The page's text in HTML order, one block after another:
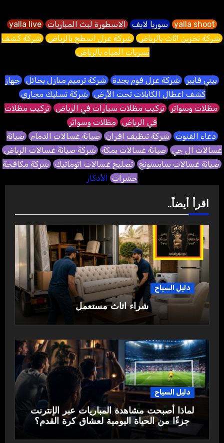
yalla shoot سوريا لايف الاسطورة لبث المباريات yalla live
شركة تخزين اثاث بالرياض شركة عزل اسطح بالرياض شركة كشف
تسربات المياه بالرياض
بيتي فايبر شركة عزل فوم بجدة شركة ترميم منازل بحائل جهاز
كشف اعطال الكابلات تحت الأرض شركة تسليك مجاري
مظلات وسواتر تركيب مظلات سيارات في الرياض تركيب مظلات
في الرياض مظلات وسواتر
دعاء القنوت شركة تنظيف افران صيانة غسالات الدمام صيانة
غسالات ال جي صيانة غسالات بمكة شركة صيانة غسالات الرياض
صيانة غسالات سامسونج تصليح غسالات اتوماتيك شركة مكافحة
حشرات الأذكار
اقرأ أيضاً..
دليل السياح
شراء اثاث مستعمل
دليل السياح
لماذا أصبحت مشاهدة المباريات عبر الإنترنت
جزءًا من الحياة اليومية لعشاق كرة القدم؟